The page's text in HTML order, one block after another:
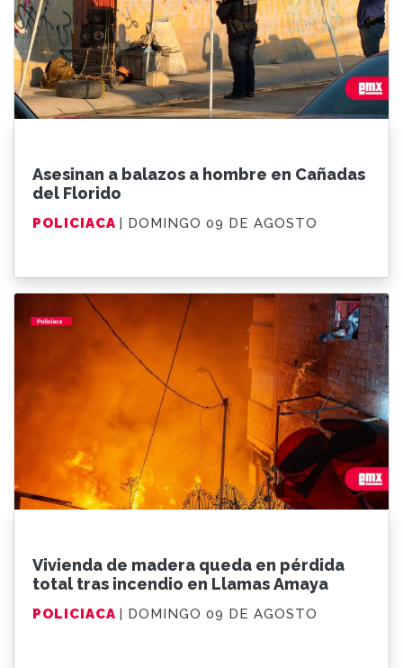
Asesinan a balazos a hombre en Cañadas
del Florido
POLICIACA | DOMINGO 09 DE AGOSTO
Vivienda de madera queda en pérdida
total tras incendio en Llamas Amaya
POLICIACA | DOMINGO 09 DE AGOSTO